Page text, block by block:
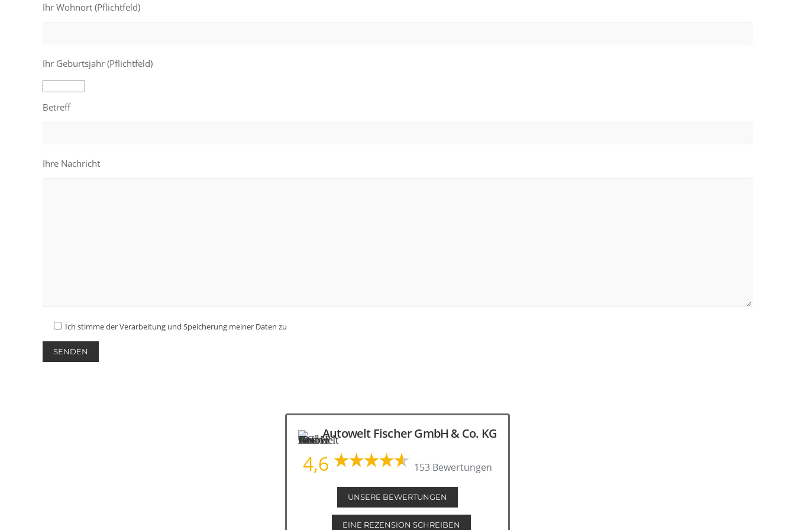
Ihr Wohnort (Pflichtfeld)
Ihr Geburtsjahr (Pflichtfeld)
Betreff
Ihre Nachricht
Ich stimme der Verarbeitung und Speicherung meiner Daten zu
Autowelt Fischer GmbH & Co. KG
4,6 153 Bewertungen
UNSERE BEWERTUNGEN
EINE REZENSION SCHREIBEN